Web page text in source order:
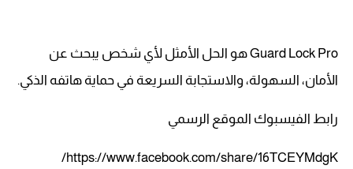
Guard Lock Pro هو الحل الأمثل لأي شخص يبحث عن
الأمان، السهولة، والاستجابة السريعة في حماية هاتفه الذكي.
رابط الفيسبوك الموقع الرسمي
https://www.facebook.com/share/16TCEYMdgK/